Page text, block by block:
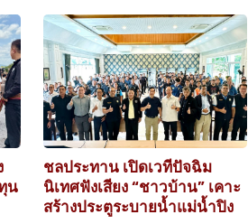
น
ชลประทาน เปิดเวทีปัจฉิม
นิเทศฟังเสียง “ชาวบ้าน” เคาะ
สร้างประตูระบายน้ำแม่น้ำปิง